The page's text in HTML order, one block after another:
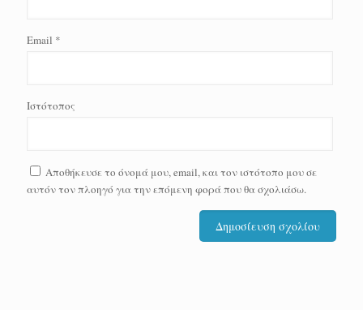
Email *
Ιστότοπος
Αποθήκευσε το όνομά μου, email, και τον ιστότοπο μου σε
αυτόν τον πλοηγό για την επόμενη φορά που θα σχολιάσω.